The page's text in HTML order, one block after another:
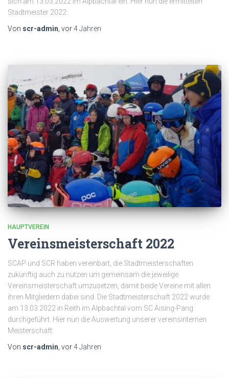
Stadtmeister 2022:
Von scr-admin, vor4 Jahren
HAUPTVEREIN
Vereinsmeisterschaft 2022
SCAP und SCR haben vereinbart, die Stadtmeisterschaften
zukünftig auch zu nutzen um gemeinsam die jeweilige
Vereinsmeisterschaft umzusetzen, damit beide Vereine mit allen
ihren Mitgliedern dabei sind. Die Stadtmeisterschaft 2022 wurde
am 13.03.2022 in Reith im Alpbachtal vom SC Aising-Pang
durchgeführt. Hier nun die Auswertung unserer vereinsinternen
Meisterschaft:
Von scr-admin , vor4 Jahren